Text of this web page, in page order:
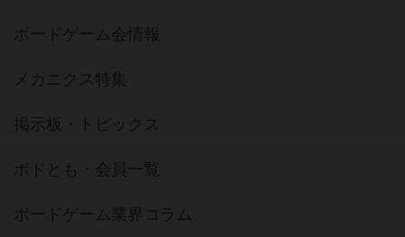
ボードゲーム会情報
メカニクス特集
掲示板・トピックス
ボドとも・会員一覧
ボードゲーム業界コラム